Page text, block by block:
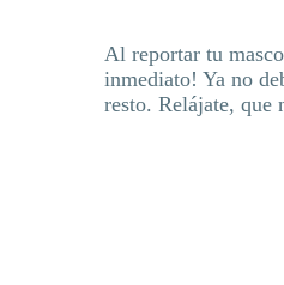
Al reportar tu
inmediato! Ya no
resto. Relájate, que